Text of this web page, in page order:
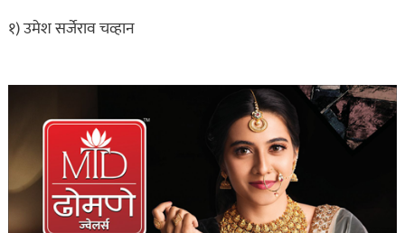
१) उमेश सर्जेराव चव्हान